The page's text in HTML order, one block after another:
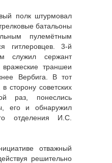
полк штурмовал
батальоны
пулемётным
гитлеровцев. 3-й
служил сержант
траншеи
Вербига. В тот
сторону советских
раз, понеслись
его и обнаружил
отделения И.С.
отважный
решительно